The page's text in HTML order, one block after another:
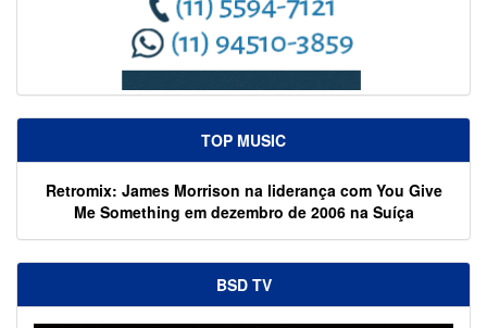
TOP MUSIC
Retromix: James Morrison na liderança com You Give
Me Something em dezembro de 2006 na Suíça
BSD TV